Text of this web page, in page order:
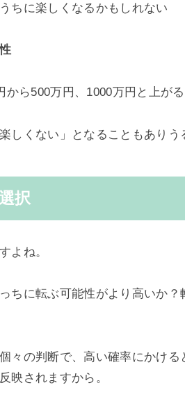
ちに楽しくなるかもしれない
ら500万円、1000万円と上が
しくない」となることもありう
択
よね。
ちに転ぶ可能性がより高いか？
々の判断で、高い確率にかける
映されますから。